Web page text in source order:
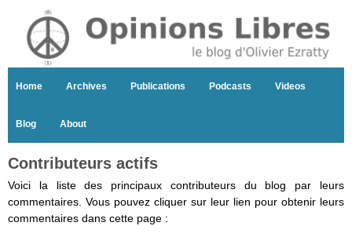
Home Archives Publications Podcasts Videos
Blog About
Contributeurs actifs
Voici la liste des principaux contributeurs du blog par leurs
commentaires. Vous pouvez cliquer sur leur lien pour obtenir leurs
commentaires dans cette page :